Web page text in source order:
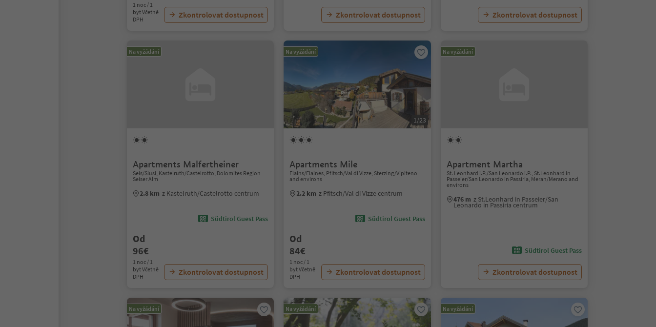
1 noc / 1
byt Včetně
DPH
Zkontrolovat dostupnost Zkontrolovat dostupnost Zkontrolovat dostupnost
Na vyžádání
Apartments Malfertheiner
Seis/Siusi, Kastelruth/Castelrotto, Dolomites Region
Seiser Alm
2.8 km z Kastelruth/Castelrotto centrum
Südtirol Guest Pass
Od
96€
1 noc / 1
byt Včetně
DPH
Zkontrolovat dostupnost
Na vyžádání
1/23
Apartments Mile
Flains/Flaines, Pfitsch/Val di Vizze, Sterzing/Vipiteno
and environs
2.2 km z Pfitsch/Val di Vizze centrum
Südtirol Guest Pass
Od
84€
1 noc / 1
byt Včetně
DPH
Zkontrolovat dostupnost
Na vyžádání
Apartment Martha
St. Leonhard i.P./San Leonardo i.P., St.Leonhard in
Passeier/San Leonardo in Passiria, Meran/Merano and
environs
476 m z St.Leonhard in Passeier/San
Leonardo in Passiria centrum
Südtirol Guest Pass
Zkontrolovat dostupnost
Na vyžádání Na vyžádání Na vyžádání